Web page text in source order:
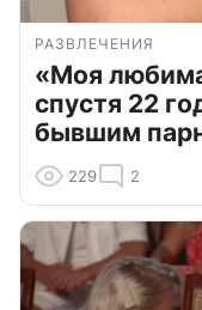
РАЗВЛЕЧЕНИЯ
«Моя
спустя 22
бывшим
229 2